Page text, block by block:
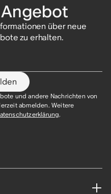
über neue
zu erhalten.
und andere Nachrichten von
abmelden. Weitere
.​